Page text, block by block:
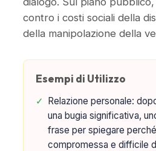
contro i costi sociali della
della manipolazione della
Esempi di Utilizzo
✓ Relazione personale:
una bugia significativa,
frase per spiegare
compromessa e difficile